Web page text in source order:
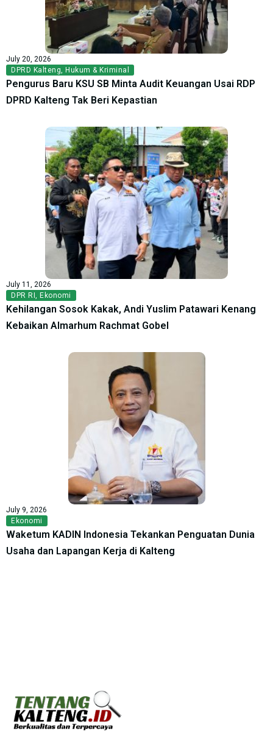
July 20, 2026
DPRD Kalteng, Hukum & Kriminal
Pengurus Baru KSU SB Minta Audit Keuangan Usai RDP
DPRD Kalteng Tak Beri Kepastian
July 11, 2026
DPR RI, Ekonomi
Kehilangan Sosok Kakak, Andi Yuslim Patawari Kenang
Kebaikan Almarhum Rachmat Gobel
July 9, 2026
Ekonomi
Waketum KADIN Indonesia Tekankan Penguatan Dunia
Usaha dan Lapangan Kerja di Kalteng